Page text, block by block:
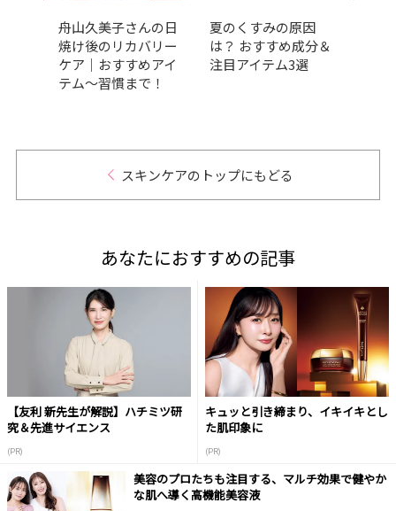
舟山久美子さんの日
焼け後のリカバリー
ケア｜おすすめアイ
テム～習慣まで！
夏のくすみの原因
は？ おすすめ成分＆
注目アイテム3選
スキンケアのトップにもどる
あなたにおすすめの記事
【友利 新先生が解説】ハチミツ研
究＆先進サイエンス
(PR)
キュッと引き締まり、イキイキとし
た肌印象に
(PR)
美容のプロたちも注目する、マルチ効果で健やか
な肌へ導く高機能美容液